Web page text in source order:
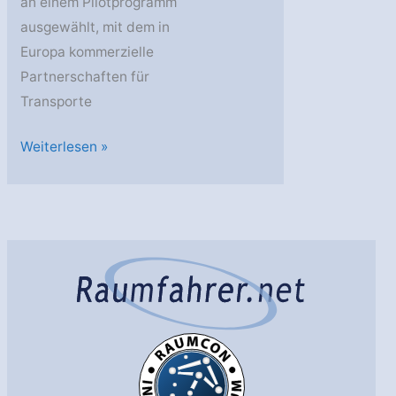
ausgewählt, mit dem in
Europa kommerzielle
Partnerschaften für
Transporte
Business-
Weiterlesen »